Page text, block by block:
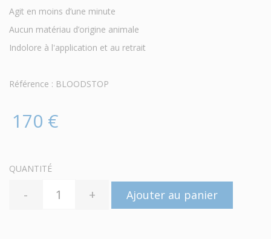
Agit en moins d’une minute
Aucun matériau d’origine animale
Indolore à l'application et au retrait
Référence : BLOODSTOP
170 €
QUANTITÉ
- + Ajouter au panier